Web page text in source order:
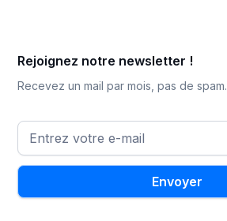
Rejoignez notre newsletter !
Recevez un mail par mois, pas de spam.